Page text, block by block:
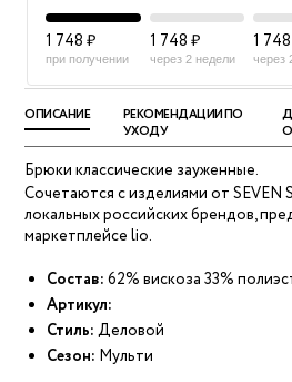
1 748 ₽
при получении
1 748 ₽
через 2 недели
1
через
ОПИСАНИЕ
РЕКОМЕНДАЦИИ ПО
УХОДУ
Брюки классические зауженные.
Сочетаются с изделиями от SEVEN
локальных российских брендов,
маркетплейсе lio.
Состав: 62% вискоза 33%
Артикул:
Стиль: Деловой
Сезон: Мульти